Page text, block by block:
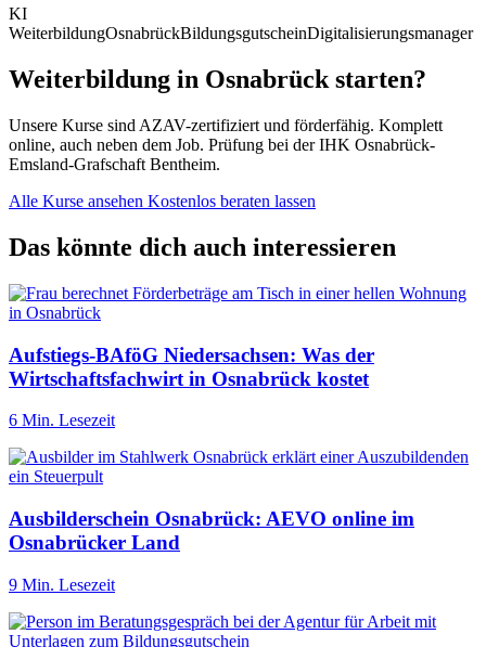
KI
WeiterbildungOsnabrückBildungsgutscheinDigitalisierungsmanager
Weiterbildung in Osnabrück starten?
Unsere Kurse sind AZAV-zertifiziert und förderfähig. Komplett
online, auch neben dem Job. Prüfung bei der IHK Osnabrück-
Emsland-Grafschaft Bentheim.
Alle Kurse ansehen Kostenlos beraten lassen
Das könnte dich auch interessieren
Aufstiegs-BAföG Niedersachsen: Was der
Wirtschaftsfachwirt in Osnabrück kostet
6 Min. Lesezeit
Ausbilderschein Osnabrück: AEVO online im
Osnabrücker Land
9 Min. Lesezeit